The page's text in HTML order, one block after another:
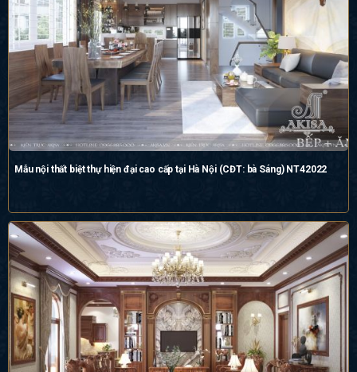
Mẫu nội thất biệt thự hiện đại cao cấp tại Hà Nội (CĐT: bà Sáng) NT42022